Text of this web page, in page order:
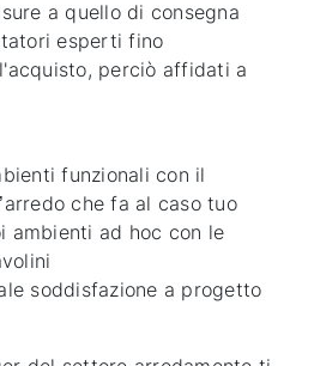
a quello di consegna
esperti fino
perciò affidati a
funzionali con il
che fa al caso tuo
ambienti ad hoc con le
soddisfazione a progetto